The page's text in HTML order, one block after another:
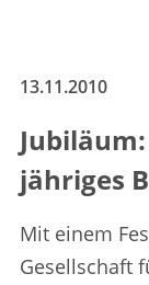
13.11.2010
jähriges
Mit einem
Gesellschaft